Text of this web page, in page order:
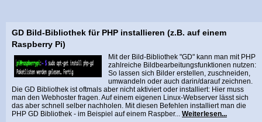
GD Bild-Bibliothek für PHP installieren (z.B. auf einem
Raspberry Pi)
Mit der Bild-Bibliothek "GD" kann man mit PHP
zahlreiche Bildbearbeitungsfunktionen nutzen:
So lassen sich Bilder erstellen, zuschneiden,
umwandeln oder auch darin/darauf zeichnen.
Die GD Bibliothek ist oftmals aber nicht aktiviert oder installiert: Hier muss
man den Webhoster fragen. Auf einem eigenen Linux-Webserver lässt sich
das aber schnell selber nachholen. Mit diesen Befehlen installiert man die
PHP GD Bibliothek - im Beispiel auf einem Raspber... Weiterlesen...